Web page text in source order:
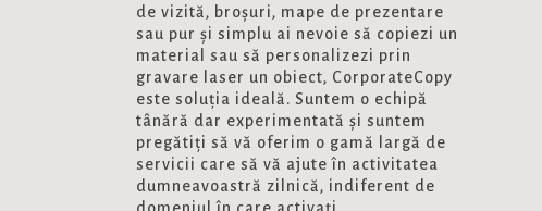
de vizită, broșuri, mape de prezentare
sau pur și simplu ai nevoie să copiezi un
material sau să personalizezi prin
gravare laser un obiect, CorporateCopy
este soluția ideală. Suntem o echipă
tânără dar experimentată și suntem
pregătiți să vă oferim o gamă largă de
servicii care să vă ajute în activitatea
dumneavoastră zilnică, indiferent de